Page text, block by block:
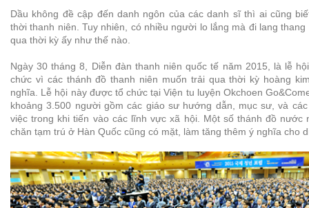
Dầu không đề cập đến danh ngôn của các danh sĩ thì ai cũng
thời thanh niên. Tuy nhiên, có nhiều người lo lắng mà đi lang
qua thời kỳ ấy như thế nào.
Ngày 30 tháng 8, Diễn đàn thanh niên quốc tế năm 2015, là lễ
chức vì các thánh đồ thanh niên muốn trải qua thời kỳ hoàng
nghĩa. Lễ hội này được tổ chức tại Viện tu luyện Okchoen
khoảng 3.500 người gồm các giáo sư hướng dẫn, mục sư, và
việc trong khi tiến vào các lĩnh vực xã hội. Một số thánh đồ nước
chăn tạm trú ở Hàn Quốc cũng có mặt, làm tăng thêm ý nghĩa cho